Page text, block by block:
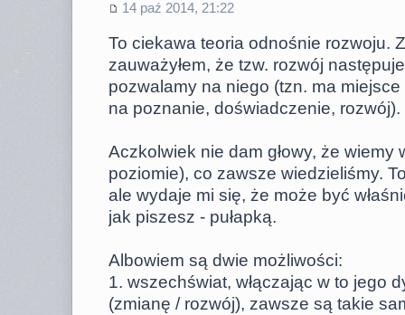
14 paź 2014, 21:22
To ciekawa teoria odnośnie rozwoju.
zauważyłem, że tzw. rozwój
pozwalamy na niego (tzn. ma
na poznanie, doświadczenie, rozwój).
Aczkolwiek nie dam głowy, że wiemy
poziomie), co zawsze wiedzieliśmy.
ale wydaje mi się, że może być
jak piszesz - pułapką.
Albowiem są dwie możliwości:
1. wszechświat, włączając w to jego
(zmianę / rozwój), zawsze są takie